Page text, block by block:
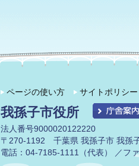
ページの使い方 サイトポリシー
我孫子市役所
法人番号9000020122220
〒270-1192 千葉県 我孫子市 我孫
電話：04-7185-1111（代表） ／フ